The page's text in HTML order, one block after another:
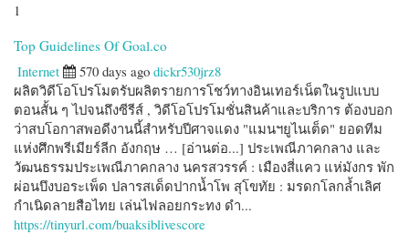
1
Top Guidelines Of Goal.co
Internet
570 days ago dickr530jrz8
ผลิตวิดีโอโปรโมตรับผลิตรายการโชว์ทางอินเทอร์เน็ตในรูปแบบ
ตอนสั้น ๆ ไปจนถึงซีรีส์ , วิดีโอโปรโมชั่นสินค้าและบริการ ต้องบอก
ว่าสบโอกาสพอดีงานนี้สำหรับปีศาจแดง "แมนฯยูไนเต็ด" ยอดทีม
แห่งศึกพรีเมียร์ลีก อังกฤษ … [อ่านต่อ...] ประเพณีภาคกลาง และ
วัฒนธรรมประเพณีภาคกลาง นครสวรรค์ : เมืองสี่แคว แห่มังกร พัก
ผ่อนบึงบอระเพ็ด ปลารสเด็ดปากน้ำโพ สุโขทัย : มรดกโลกล้ำเลิศ
กำเนิดลายสือไทย เล่นไฟลอยกระทง ดำ...
https://tinyurl.com/buaksiblivescore